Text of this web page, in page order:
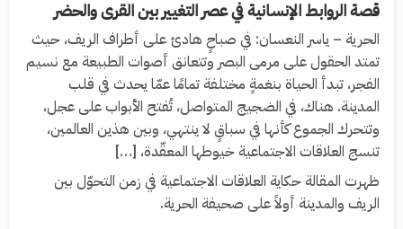
قصة الروابط الإنسانية في عصر التغيير بين القرى والحضر
الحرية – ياسر النعسان: في صباحٍ هادئ على أطراف الريف، حيث
تمتد الحقول على مرمى البصر وتتعانق أصوات الطبيعة مع نسيم
الفجر، تبدأ الحياة بنغمةٍ مختلفة تمامًا عمّا يحدث في قلب
المدينة. هناك، في الضجيج المتواصل، تُفتح الأبواب على عجل،
وتتحرك الجموع كأنها في سباقٍ لا ينتهي، وبين هذين العالمين،
تنسج العلاقات الاجتماعية خيوطها المعقّدة، […]
ظهرت المقالة حكاية العلاقات الاجتماعية في زمن التحوّل بين
الريف والمدينة أولاً على صحيفة الحرية.